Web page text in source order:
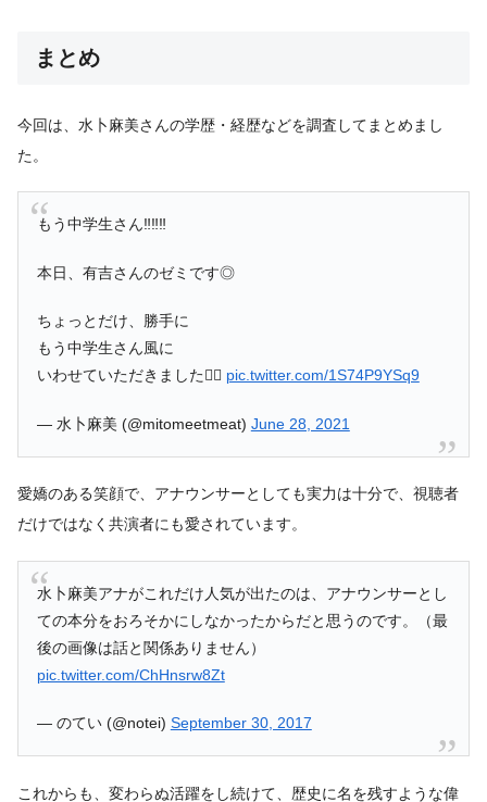
まとめ
今回は、水卜麻美さんの学歴・経歴などを調査してまとめまし
た。
もう中学生さん‼︎‼︎‼︎
本日、有吉さんのゼミです◎
ちょっとだけ、勝手に
もう中学生さん風に
いわせていただきました🙇‍♀️ pic.twitter.com/1S74P9YSq9
— 水卜麻美 (@mitomeetmeat) June 28, 2021
愛嬌のある笑顔で、アナウンサーとしても実力は十分で、視聴者
だけではなく共演者にも愛されています。
水卜麻美アナがこれだけ人気が出たのは、アナウンサーとし
ての本分をおろそかにしなかったからだと思うのです。（最
後の画像は話と関係ありません）
pic.twitter.com/ChHnsrw8Zt
— のてい (@notei) September 30, 2017
これからも、変わらぬ活躍をし続けて、歴史に名を残すような偉